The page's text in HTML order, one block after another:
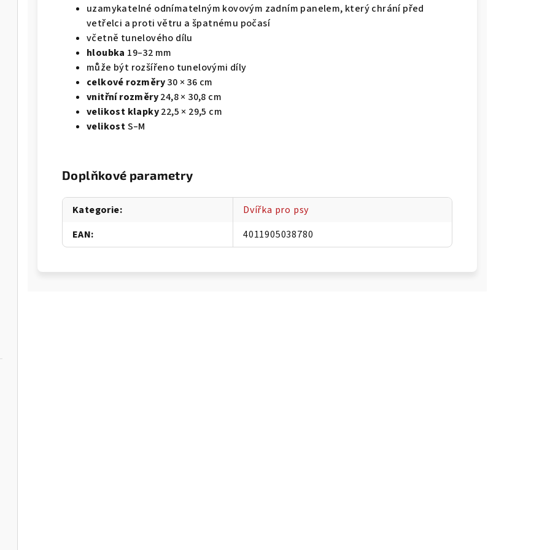
uzamykatelné odnímatelným kovovým zadním panelem, který chrání před
vetřelci a proti větru a špatnému počasí
včetně tunelového dílu
hloubka 19–32 mm
může být rozšířeno tunelovými díly
celkové rozměry30 × 36 cm
vnitřní rozměry24,8 × 30,8 cm
velikost klapky22,5 × 29,5 cm
velikostS–M
Doplňkové parametry
Kategorie:
Dvířka pro psy
EAN: 4011905038780